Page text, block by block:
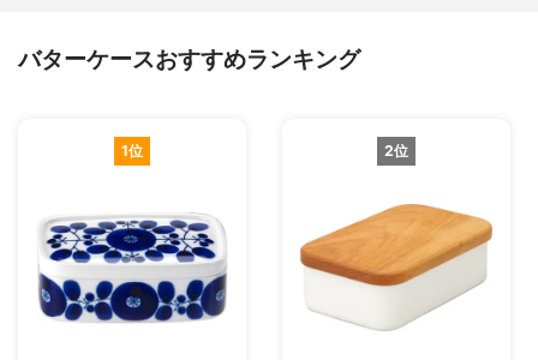
バターケースおすすめランキング
1位 2位